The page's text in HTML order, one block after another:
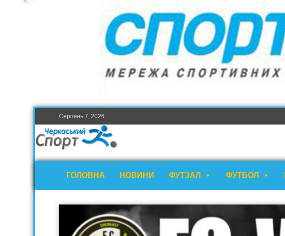
Серпень 7, 2026
ГОЛОВНА НОВИНИ ФУТЗАЛ ФУТБОЛ